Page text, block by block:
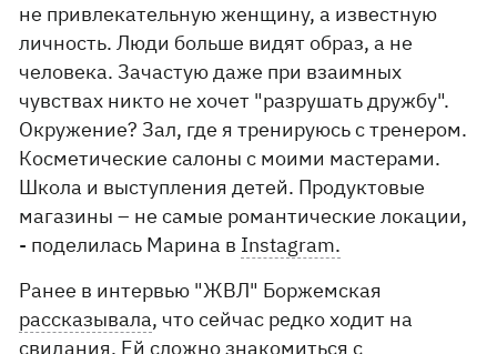
не привлекательную женщину, а известную
личность. Люди больше видят образ, а не
человека. Зачастую даже при взаимных
чувствах никто не хочет "разрушать дружбу".
Окружение? Зал, где я тренируюсь с тренером.
Косметические салоны с моими мастерами.
Школа и выступления детей. Продуктовые
магазины – не самые романтические локации,
- поделилась Марина в Instagram.
Ранее в интервью "ЖВЛ" Боржемская
рассказывала, что сейчас редко ходит на
свидания. Ей сложно знакомиться с